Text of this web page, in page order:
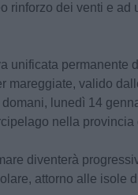
rinforzo dei venti e ad
unificata permanente
mareggiate, valido
lunedì 14
nella provincia
diventerà
attorno alle isole